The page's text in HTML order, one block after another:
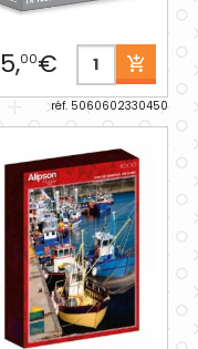
00€
réf. 5060602330450